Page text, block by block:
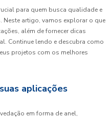
para quem busca qualidade e
artigo, vamos explorar o que
além de fornecer dicas
Continue lendo e descubra como
projetos com os melhores
aplicações
em forma de anel,